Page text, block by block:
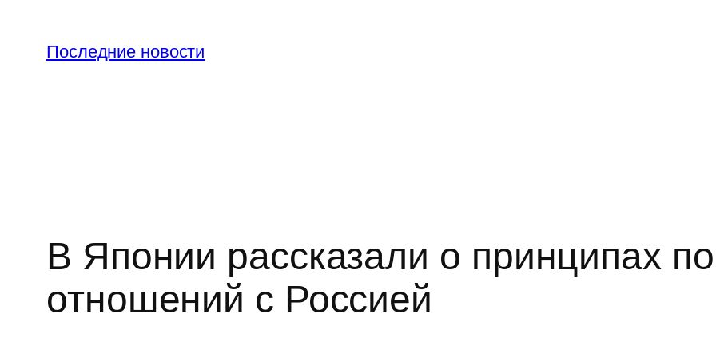
содержимому
Последние новости
В Японии рассказали о принципах
отношений с Россией